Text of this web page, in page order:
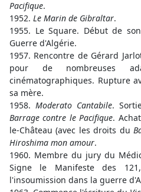
Pacifique.
1952. Le Marin de Gibraltar.
1955. Le Square. Début de
Guerre d'Algérie.
1957. Rencontre de Gérard
pour de nombreuses
cinématographiques. Rupture
sa mère.
1958.Moderato Cantabile.
Barrage contre le Pacifique.
le-Château (avec les droits du
Hiroshima mon amour.
1960. Membre du jury du
Signe le Manifeste des
l'insoumission dans la guerre